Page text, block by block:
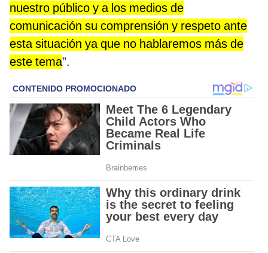
nuestro público y a los medios de
comunicación su comprensión y respeto ante
esta situación ya que no hablaremos más de
este tema”.